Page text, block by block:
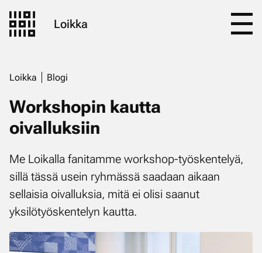
Loikka
Loikka Blogi
Workshopin kautta
oivalluksiin
Me Loikalla fanitamme workshop-työskentelyä,
sillä tässä usein ryhmässä saadaan aikaan
sellaisia oivalluksia, mitä ei olisi saanut
yksilötyöskentelyn kautta.